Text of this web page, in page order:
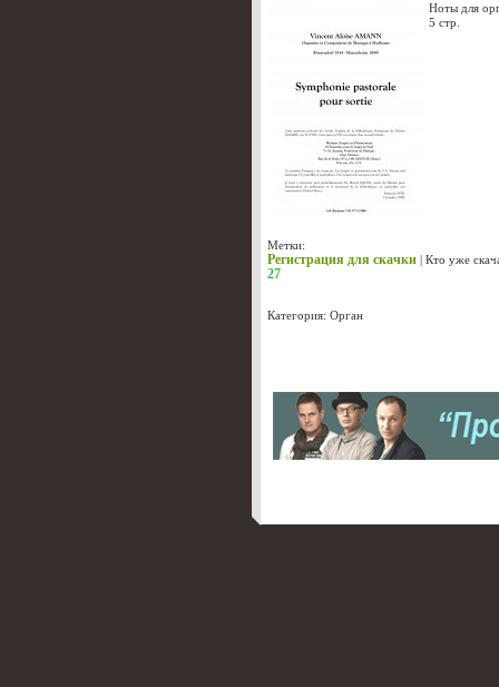
Ноты для
5 стр.
Метки:
Регистрация для скачки | Кто уже
27
Категория: Орган